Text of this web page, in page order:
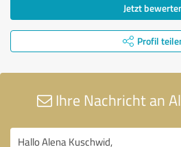
Jetzt
Profil
Ihre Nachricht an